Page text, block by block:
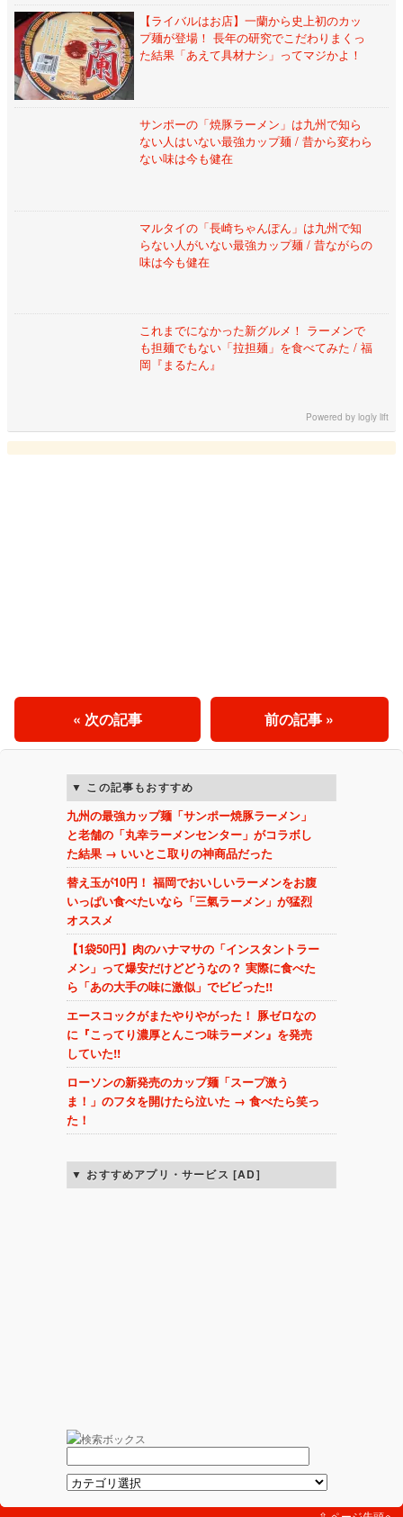
【ライバルはお店】一蘭から史上初のカッ
プ麺が登場！ 長年の研究でこだわりまくっ
た結果「あえて具材ナシ」ってマジかよ！
サンポーの「焼豚ラーメン」は九州で知ら
ない人はいない最強カップ麺 / 昔から変わら
ない味は今も健在
マルタイの「長崎ちゃんぽん」は九州で知
らない人がいない最強カップ麺 / 昔ながらの
味は今も健在
これまでになかった新グルメ！ ラーメンで
も担麺でもない「拉担麺」を食べてみた / 福
岡『まるたん』
Powered bylogly lift
前の記事 »
« 次の記事
この記事もおすすめ
九州の最強カップ麺「サンポー焼豚ラーメン」
と老舗の「丸幸ラーメンセンター」がコラボし
た結果 → いいとこ取りの神商品だった
替え玉が10円！ 福岡でおいしいラーメンをお腹
いっぱい食べたいなら「三氣ラーメン」が猛烈
オススメ
【1袋50円】肉のハナマサの「インスタントラー
メン」って爆安だけどどうなの？ 実際に食べた
ら「あの大手の味に激似」でビビった!!
エースコックがまたやりやがった！ 豚ゼロなの
に『こってり濃厚とんこつ味ラーメン』を発売
していた!!
ローソンの新発売のカップ麺「スープ激う
ま！」のフタを開けたら泣いた → 食べたら笑っ
た！
おすすめアプリ・サービス [AD]